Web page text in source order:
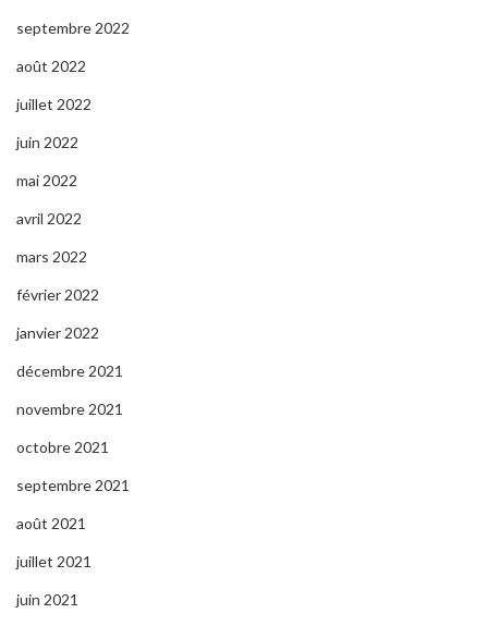
septembre 2022
août 2022
juillet 2022
juin 2022
mai 2022
avril 2022
mars 2022
février 2022
janvier 2022
décembre 2021
novembre 2021
octobre 2021
septembre 2021
août 2021
juillet 2021
juin 2021